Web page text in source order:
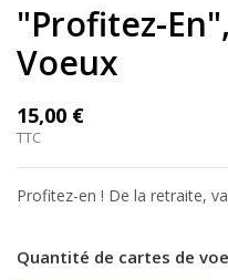
"Profitez-
Voeux
15,00 €
TTC
Profitez-en ! De la retraite,
Quantité de cartes de